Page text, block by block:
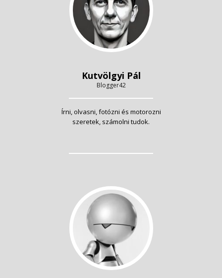
Kutvölgyi Pál
Blogger42
Írni, olvasni, fotózni és motorozni
szeretek, számolni tudok.